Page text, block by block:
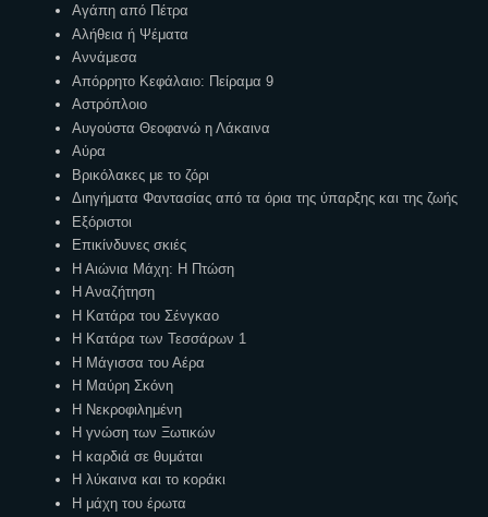
Αγάπη από Πέτρα
Αλήθεια ή Ψέματα
Αννάμεσα
Απόρρητο Κεφάλαιο: Πείραμα 9
Αστρόπλοιο
Αυγούστα Θεοφανώ η Λάκαινα
Αύρα
Βρικόλακες με το ζόρι
Διηγήματα Φαντασίας από τα όρια της ύπαρξης και της ζωής
Εξόριστοι
Επικίνδυνες σκιές
Η Αιώνια Μάχη: Η Πτώση
Η Αναζήτηση
Η Κατάρα του Σένγκαο
Η Κατάρα των Τεσσάρων 1
Η Μάγισσα του Αέρα
Η Μαύρη Σκόνη
Η Νεκροφιλημένη
Η γνώση των Ξωτικών
Η καρδιά σε θυμάται
Η λύκαινα και το κοράκι
Η μάχη του έρωτα